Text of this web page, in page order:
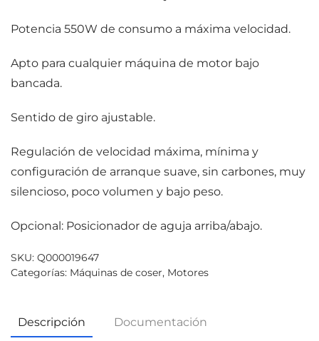
Potencia 550W de consumo a máxima velocidad.
Apto para cualquier máquina de motor bajo
bancada.
Sentido de giro ajustable.
Regulación de velocidad máxima, mínima y
configuración de arranque suave, sin carbones, muy
silencioso, poco volumen y bajo peso.
Opcional: Posicionador de aguja arriba/abajo.
SKU: Q000019647
Categorías: Máquinas de coser, Motores
Descripción Documentación